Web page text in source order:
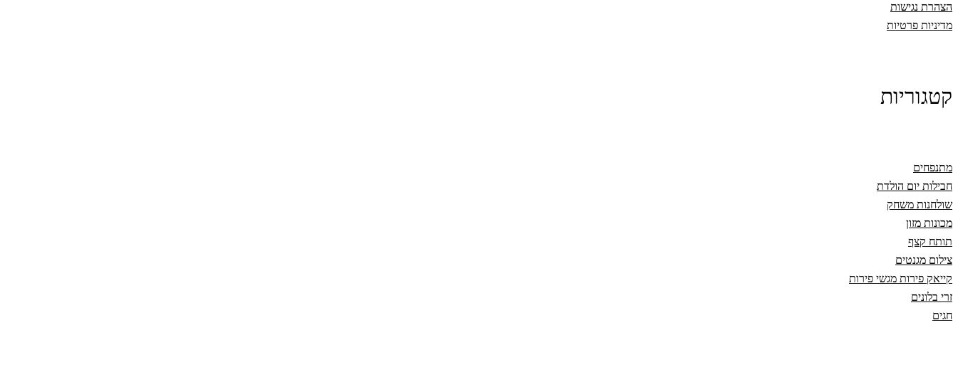
הצהרת נגישות
מדיניות פרטיות
קטגוריות
מתנפחים
חבילות יום הולדת
שולחנות משחק
מכונות מזון
תותח קצף
צילום מגנטים
קייאק פירות מגשי פירות
זרי בלונים
חגים